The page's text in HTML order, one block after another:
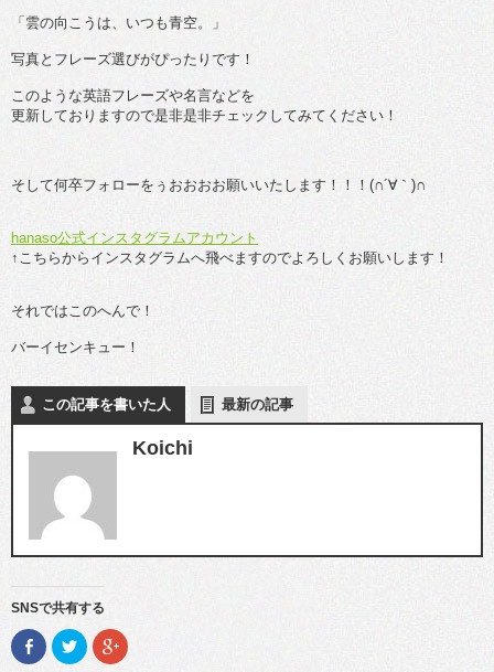
「雲の向こうは、いつも青空。」
写真とフレーズ選びがぴったりです！
このような英語フレーズや名言などを
更新しておりますので是非是非チェックしてみてください！
そして何卒フォローをぅおおおお願いいたします！！！(∩´∀｀)∩
hanaso公式インスタグラムアカウント
↑こちらからインスタグラムへ飛べますのでよろしくお願いします！
それではこのへんで！
バーイセンキュー！
この記事を書いた人 最新の記事
Koichi
SNSで共有する
F
a
ク
リ
ク
リ